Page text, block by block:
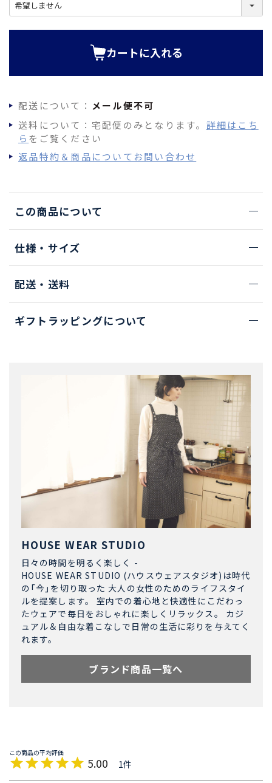
必
カートに入れる
配送について： メール便不可
送料について：宅配便のみとなります。 詳細はこち
ら をご覧ください
返品特約＆商品についてお問い合わせ
この商品について
仕様・サイズ
配送・送料
ギフトラッピングについて
HOUSE WEAR STUDIO
日々の時間を明るく楽しく -
HOUSE WEAR STUDIO (ハウスウェアスタジオ)は時代
の「今」を切り取った 大人の女性のためのライフスタイ
ルを提案します。 室内での着心地と快適性にこだわっ
たウェアで毎日をおしゃれに楽しくリラックス。 カジ
ュアル＆自由な着こなしで日常の生活に彩りを与えてく
れます。
ブランド商品一覧へ
5.00 1